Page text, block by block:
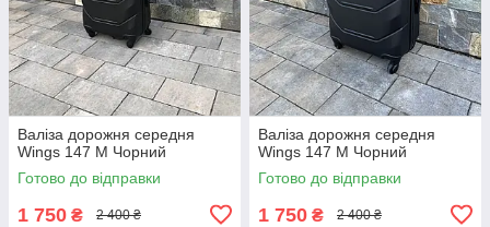
Валіза дорожня середня
Wings 147 M Чорний
Готово до відправки
1 750 ₴ 2 400 ₴
Валіза дорожня середня
Wings 147 M Чорний
Готово до відправки
1 750 ₴ 2 400 ₴